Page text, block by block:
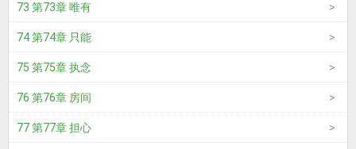
73 第73章 唯有
74 第74章 只能
75 第75章 执念
76 第76章 房间
77 第77章 担心